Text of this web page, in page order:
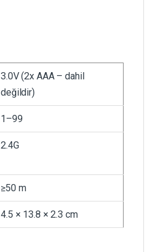
3.0V (2x AAA – dahil
değildir)
1–99
2.4G
≥50 m
4.5 × 13.8 × 2.3 cm